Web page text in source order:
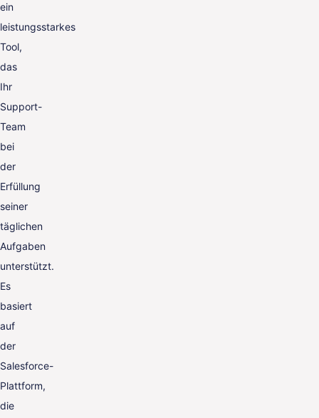
ein
leistungsstarkes
Tool,
das
Ihr
Support-
Team
bei
der
Erfüllung
seiner
täglichen
Aufgaben
unterstützt.
Es
basiert
auf
der
Salesforce-
Plattform,
die